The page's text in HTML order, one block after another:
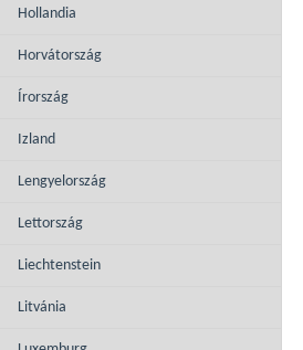
Hollandia
Horvátország
Írország
Izland
Lengyelország
Lettország
Liechtenstein
Litvánia